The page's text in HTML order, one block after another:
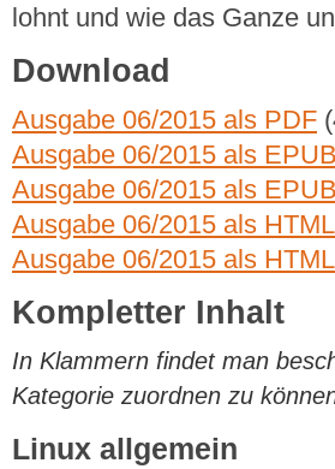
lohnt und wie das Ganze
Download
Ausgabe 06/2015 als PDF
Ausgabe 06/2015 als
Ausgabe 06/2015 als
Ausgabe 06/2015 als
Ausgabe 06/2015 als
Kompletter Inhalt
In Klammern findet man
Kategorie zuordnen zu
Linux allgemein